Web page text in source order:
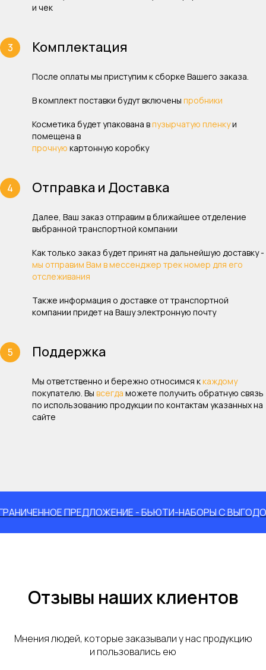
и чек
Комплектация
После оплаты мы приступим к сборке Вашего заказа.
В комплект поставки будут включены пробники
Косметика будет упакована впузырчатую пленкуи
помещена в
прочную картонную коробку
Отправка и Доставка
Далее, Ваш заказ отправим в ближайшее отделение
выбранной транспортной компании
Как только заказ будет принят на дальнейшую доставку -
мы отправим Вам в мессенджер трек номер для его
отслеживания
Также информация о доставке от транспортной
компании придет на Вашу электронную почту
Поддержка
Мы ответственно и бережно относимся ккаждому
покупателю. Вы всегда можете получить обратную связь
по использованию продукции по контактам указанных на
сайте
ПРЕДЛОЖЕНИЕ - БЬЮТИ-НАБОРЫ С ВЫГОДОЙ ДО
Отзывы наших клиентов
Мнения людей, которые заказывали у нас продукцию
и пользовались ею